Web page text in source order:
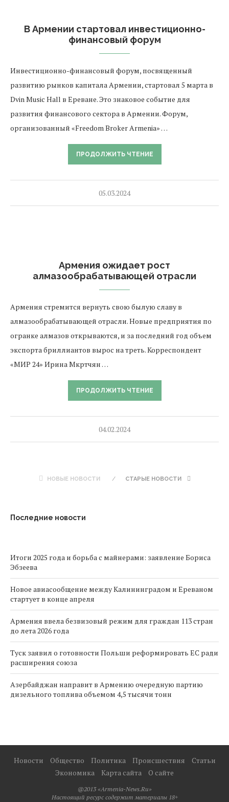
В Армении стартовал инвестиционно-
финансовый форум
Инвестиционно-финансовый форум, посвященный
развитию рынков капитала Армении, стартовал 5 марта в
Dvin Music Hall в Ереване. Это знаковое событие для
развития финансового сектора в Армении. Форум,
организованный «Freedom Broker Armenia» …
ПРОДОЛЖИТЬ ЧТЕНИЕ
05.03.2024
Армения ожидает рост
алмазообрабатывающей отрасли
Армения стремится вернуть свою былую славу в
алмазообрабатывающей отрасли. Новые предприятия по
огранке алмазов открываются, и за последний год объем
экспорта бриллиантов вырос на треть. Корреспондент
«МИР 24» Ирина Мкртчян …
ПРОДОЛЖИТЬ ЧТЕНИЕ
04.02.2024
НОВЫЕ НОВОСТИ СТАРЫЕ НОВОСТИ
Последние новости
Итоги 2025 года и борьба с майнерами: заявление Бориса
Эбзеева
Новое авиасообщение между Калининградом и Ереваном
стартует в конце апреля
Армения ввела безвизовый режим для граждан 113 стран
до лета 2026 года
Туск заявил о готовности Польши реформировать ЕС ради
расширения союза
Азербайджан направит в Армению очередную партию
дизельного топлива объемом 4,5 тысячи тонн
Новости Общество Политика Происшествия
Статьи
Экономика
Карта сайта О сайте
@2013 «Armenia-News.Ru»
Настоящий ресурс содержит материалы 18+